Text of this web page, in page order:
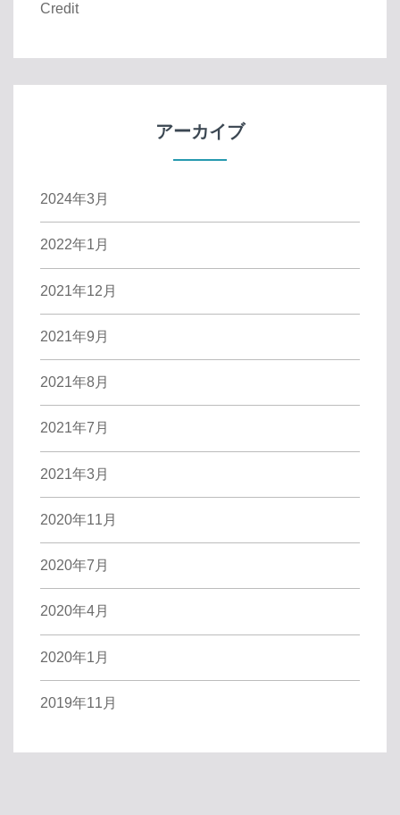
Credit
アーカイブ
2024年3月
2022年1月
2021年12月
2021年9月
2021年8月
2021年7月
2021年3月
2020年11月
2020年7月
2020年4月
2020年1月
2019年11月